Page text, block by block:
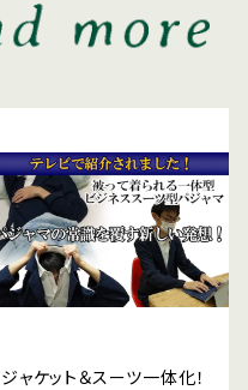
ジャケット＆スーツ一体化！